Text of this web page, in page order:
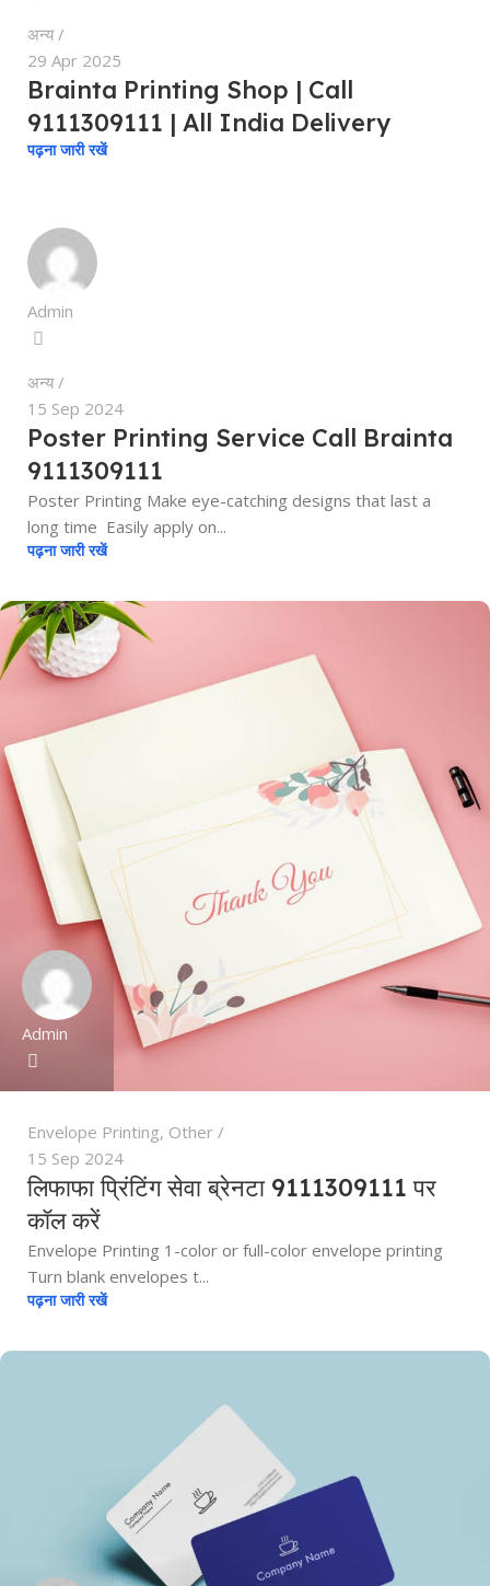
अन्य
29 Apr 2025
Brainta Printing Shop | Call
9111309111 | All India Delivery
पढ़ना जारी रखें
Admin
अन्य
15 Sep 2024
Poster Printing Service Call Brainta
9111309111
Poster Printing Make eye-catching designs that last a
long time Easily apply on...
पढ़ना जारी रखें
Admin
Envelope Printing, Other
15 Sep 2024
लिफाफा प्रिंटिंग सेवा ब्रेनटा 9111309111 पर
कॉल करें
Envelope Printing 1-color or full-color envelope printing
Turn blank envelopes t...
पढ़ना जारी रखें